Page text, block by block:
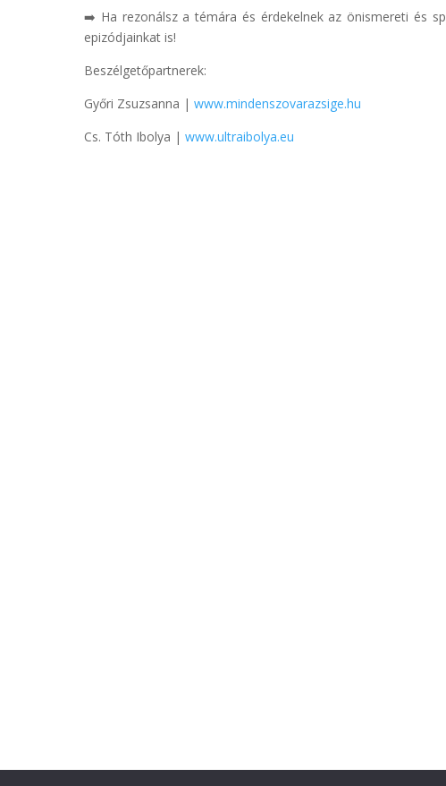
➡️ Ha rezonálsz a témára és érdekelnek az önismereti és
epizódjainkat is!
Beszélgetőpartnerek:
Győri Zsuzsanna |www.mindenszovarazsige.hu
Cs. Tóth Ibolya |www.ultraibolya.eu